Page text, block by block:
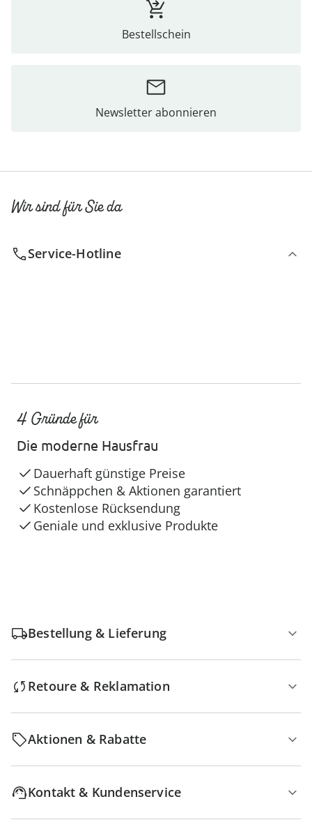
Bestellschein
Newsletter abonnieren
Wir sind für Sie da
Service-Hotline
4 Gründe für
Die moderne Hausfrau
Dauerhaft günstige Preise
Schnäppchen & Aktionen garantiert
Kostenlose Rücksendung
Geniale und exklusive Produkte
Bestellung & Lieferung
Retoure & Reklamation
Aktionen & Rabatte
Kontakt & Kundenservice